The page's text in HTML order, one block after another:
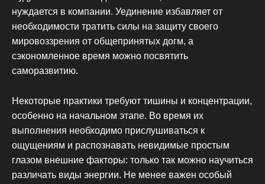
нуждается в компании. Уединение избавляет от
необходимости тратить силы на защиту своего
мировоззрения от общепринятых догм, а
сэкономленное время можно посвятить
саморазвитию.
Некоторые практики требуют тишины и концентрации,
особенно на начальном этапе. Во время их
выполнения необходимо прислушиваться к
ощущениям и распознавать невидимые простым
глазом внешние факторы: только так можно научиться
различать виды энергии. Не менее важен особый